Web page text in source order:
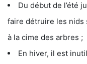
Du début de l’été
faire détruire les nids
à la cime des arbres ;
En hiver, il est